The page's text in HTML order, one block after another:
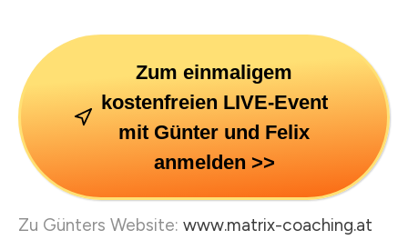
Zum einmaligem
kostenfreien LIVE-Event
mit Günter und Felix
anmelden >>
Zu Günters Website: www.matrix-coaching.at